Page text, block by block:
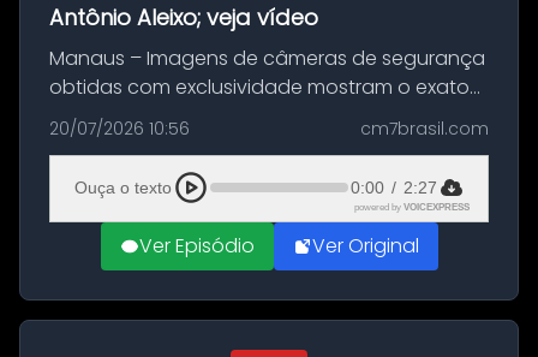
Antônio Aleixo; veja vídeo
Manaus – Imagens de câmeras de segurança
obtidas com exclusividade mostram o exato
momento da fuga do principal suspeito da
morte de Larissa Araújo, de 28 anos. O crime
ocorreu na noite deste último d...
20/07/2026 10:56 cm7brasil.com
Ouça o texto 0:00 / 2:27
powered by VOICEXPRESS
Ver Episódio Ver Original